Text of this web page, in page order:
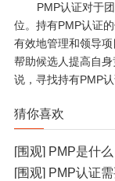
PMP认证对于
位。持有PMP认证
有效地管理和领导
帮助候选人提高自
说，寻找持有PMP
猜你喜欢
[围观] PMP是什么
[围观] PMP认证